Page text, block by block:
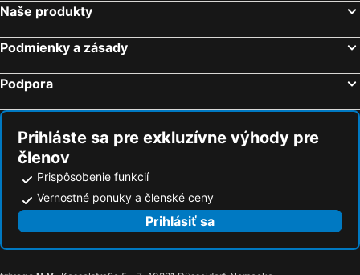
Naše produkty
Podmienky a zásady
Podpora
Prihláste sa pre exkluzívne výhody pre
členov
Prispôsobenie funkcií
Vernostné ponuky a členské ceny
Prihlásiť sa